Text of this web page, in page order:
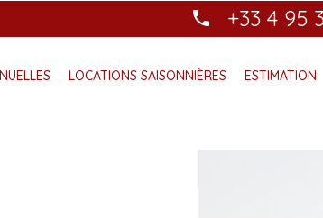
+33 4 95
LOCATIONS SAISONNIÈRES ESTIMATION